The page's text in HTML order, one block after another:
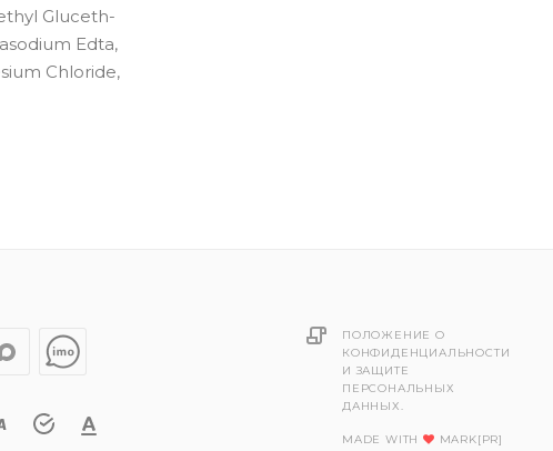
Gluceth-
Edta,
Chloride,
ПОЛОЖЕНИЕ О
КОНФИДЕНЦИАЛЬНОСТИ
И ЗАЩИТЕ
ПЕРСОНАЛЬНЫХ
ДАННЫХ.
MADE WITH MARK[PR]